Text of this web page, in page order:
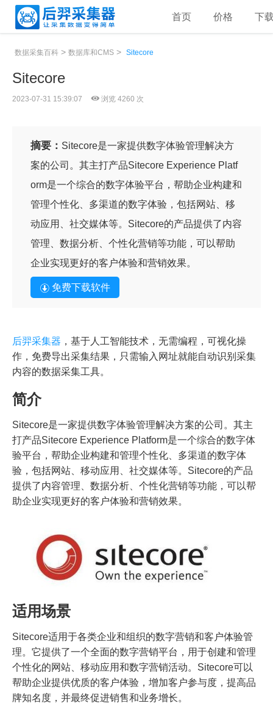
首页 价格 下
数据采集百科 > 数据库和CMS > Sitecore
Sitecore
2023-07-31 15:39:07 浏览 4260 次
摘要： Sitecore是一家提供数字体验管理解决方
案的公司。其主打产品Sitecore Experience Platf
orm是一个综合的数字体验平台，帮助企业构建和
管理个性化、多渠道的数字体验，包括网站、移
动应用、社交媒体等。Sitecore的产品提供了内容
管理、数据分析、个性化营销等功能，可以帮助
企业实现更好的客户体验和营销效果。
免费下载软件
后羿采集器 ，基于人工智能技术，无需编程，可视化操
作，免费导出采集结果，只需输入网址就能自动识别采集
内容的数据采集工具。
简介
Sitecore是一家提供数字体验管理解决方案的公司。其主
打产品Sitecore Experience Platform是一个综合的数字体
验平台，帮助企业构建和管理个性化、多渠道的数字体
验，包括网站、移动应用、社交媒体等。Sitecore的产品
提供了内容管理、数据分析、个性化营销等功能，可以帮
助企业实现更好的客户体验和营销效果。
适用场景
Sitecore适用于各类企业和组织的数字营销和客户体验管
理。它提供了一个全面的数字营销平台，用于创建和管理
个性化的网站、移动应用和数字营销活动。Sitecore可以
帮助企业提供优质的客户体验，增加客户参与度，提高品
牌知名度，并最终促进销售和业务增长。